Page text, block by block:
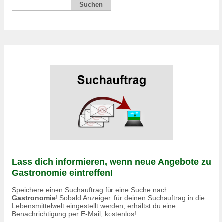
Lass dich informieren, wenn neue Angebote zu
Gastronomie eintreffen!
Speichere einen Suchauftrag für eine Suche nach
Gastronomie! Sobald Anzeigen für deinen Suchauftrag in die
Lebensmittelwelt eingestellt werden, erhältst du eine
Benachrichtigung per E-Mail, kostenlos!